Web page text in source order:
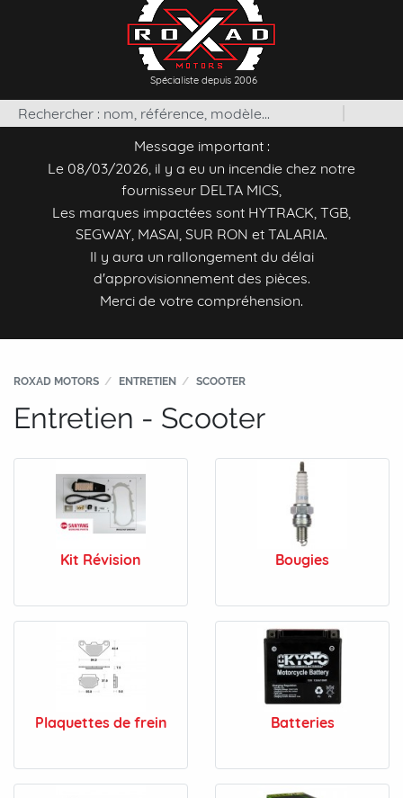
Spécialiste depuis 2006
Message important :
Le 08/03/2026, il y a eu un incendie chez notre
fournisseur DELTA MICS,
Les marques impactées sont HYTRACK, TGB,
SEGWAY, MASAI, SUR RON et TALARIA.
Il y aura un rallongement du délai
d'approvisionnement des pièces.
Merci de votre compréhension.
ROXAD MOTORS ENTRETIEN SCOOTER
Entretien - Scooter
Kit Révision Bougies
Plaquettes de frein Batteries